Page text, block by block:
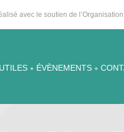
avec le soutien de
ÉVÈNEMENTS